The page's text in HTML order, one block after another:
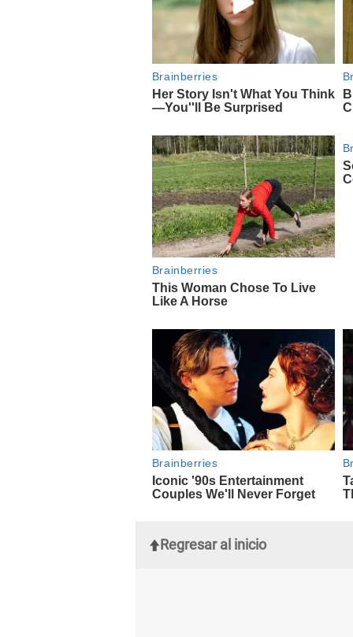
Regresar al inicio